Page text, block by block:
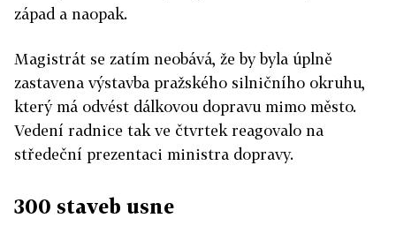
západ a naopak.
Magistrát se zatím neobává, že by byla úplně
zastavena výstavba pražského silničního okruhu,
který má odvést dálkovou dopravu mimo město.
Vedení radnice tak ve čtvrtek reagovalo na
středeční prezentaci ministra dopravy.
300 staveb usne